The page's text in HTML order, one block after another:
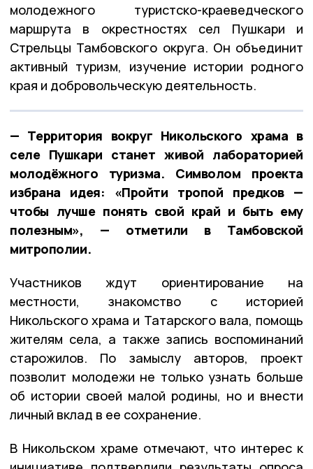
молодежного туристско-краеведческого
маршрута в окрестностях сел Пушкари и
Стрельцы Тамбовского округа. Он объединит
активный туризм, изучение истории родного
края и добровольческую деятельность.
— Территория вокруг Никольского храма в
селе Пушкари станет живой лабораторией
молодёжного туризма. Символом проекта
избрана идея: «Пройти тропой предков —
чтобы лучше понять свой край и быть ему
полезным», — отметили в Тамбовской
митрополии.
Участников ждут ориентирование на
местности, знакомство с историей
Никольского храма и Татарского вала, помощь
жителям села, а также запись воспоминаний
старожилов. По замыслу авторов, проект
позволит молодежи не только узнать больше
об истории своей малой родины, но и внести
личный вклад в ее сохранение.
В Никольском храме отмечают, что интерес к